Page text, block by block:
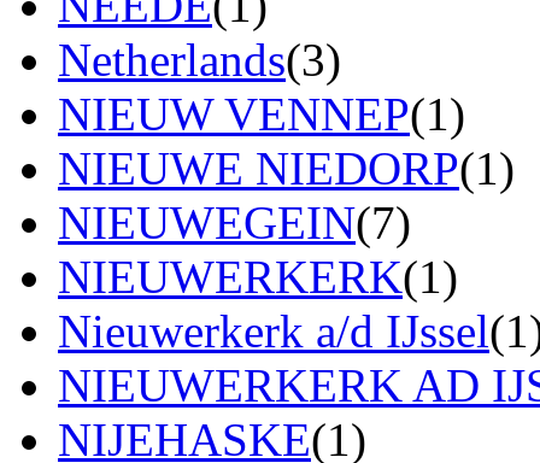
Netherlands(3)
NIEUW VENNEP(1)
NIEUWE NIEDORP(1)
NIEUWEGEIN(7)
NIEUWERKERK(1)
Nieuwerkerk a/d IJssel
NIEUWERKERK AD
NIJEHASKE(1)